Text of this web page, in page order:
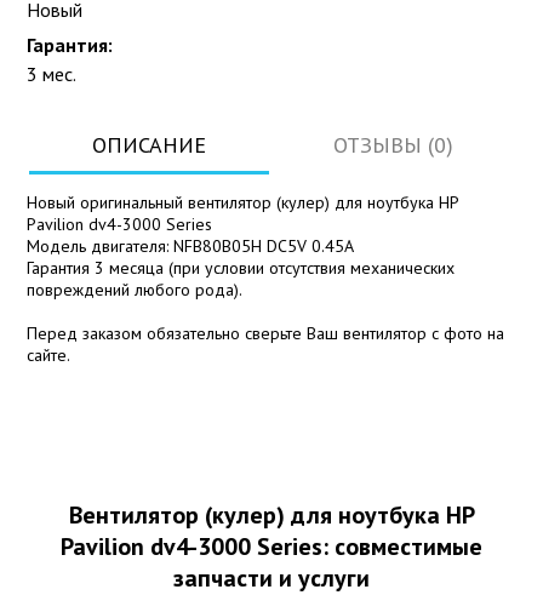
Новый
Гарантия:
3 мес.
ОПИСАНИЕ ОТЗЫВЫ (0)
Новый оригинальный вентилятор (кулер) для ноутбука HP
Pavilion dv4-3000 Series
Модель двигателя: NFB80B05H DC5V 0.45A
Гарантия 3 месяца (при условии отсутствия механических
повреждений любого рода).
Перед заказом обязательно сверьте Ваш вентилятор с фото на
сайте.
Вентилятор (кулер) для ноутбука HP
Pavilion dv4-3000 Series: совместимые
запчасти и услуги